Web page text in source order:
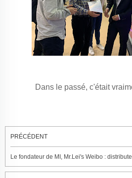
Dans le passé, c'était
PRÉCÉDENT